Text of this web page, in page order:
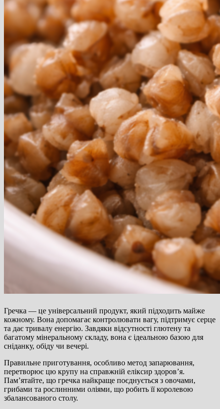
Гречка — це універсальний продукт, який підходить майже
кожному. Вона допомагає контролювати вагу, підтримує серце
та дає тривалу енергію. Завдяки відсутності глютену та
багатому мінеральному складу, вона є ідеальною базою для
сніданку, обіду чи вечері.
Правильне приготування, особливо метод запарювання,
перетворює цю крупу на справжній еліксир здоров’я.
Пам’ятайте, що гречка найкраще поєднується з овочами,
грибами та рослинними оліями, що робить її королевою
збалансованого столу.